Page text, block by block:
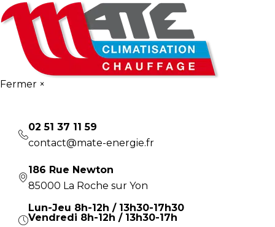
Fermer ×
02 51 37 11 59
contact@mate-energie.fr
186 Rue Newton
85000 La Roche sur Yon
Lun-Jeu 8h-12h / 13h30-17h30
Vendredi 8h-12h / 13h30-17h